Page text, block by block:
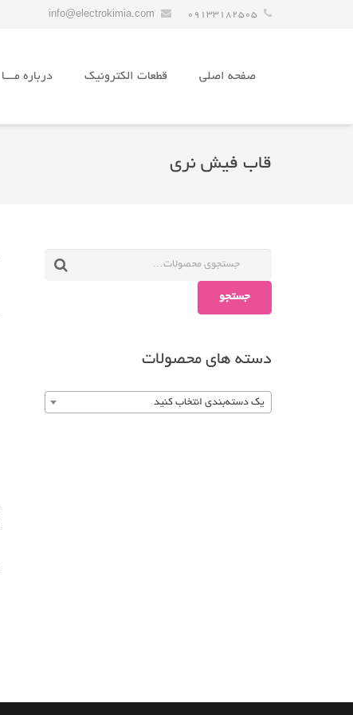
09133182505
info@electrokimia.com
صفحه اصلی قطعات الکترونیک درباره مـــا
قاب فیش نری
جستجو
دسته های محصولات
یک دسته‌بندی انتخاب کنید